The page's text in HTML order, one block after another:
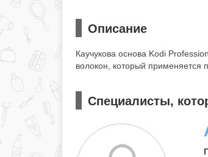
Описание
Каучукова основа Kodi
волокон, который применяется
Специалисты,